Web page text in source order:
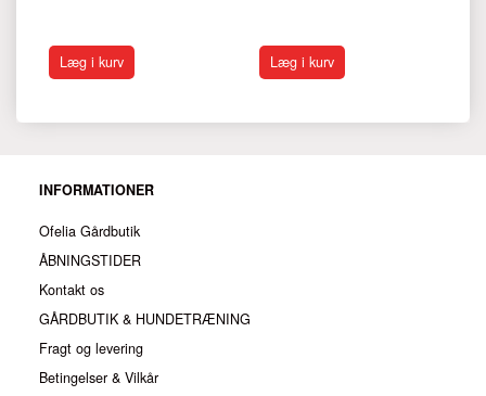
Læg i kurv Læg i kurv
INFORMATIONER
Ofelia Gårdbutik
ÅBNINGSTIDER
Kontakt os
GÅRDBUTIK & HUNDETRÆNING
Fragt og levering
Betingelser & Vilkår